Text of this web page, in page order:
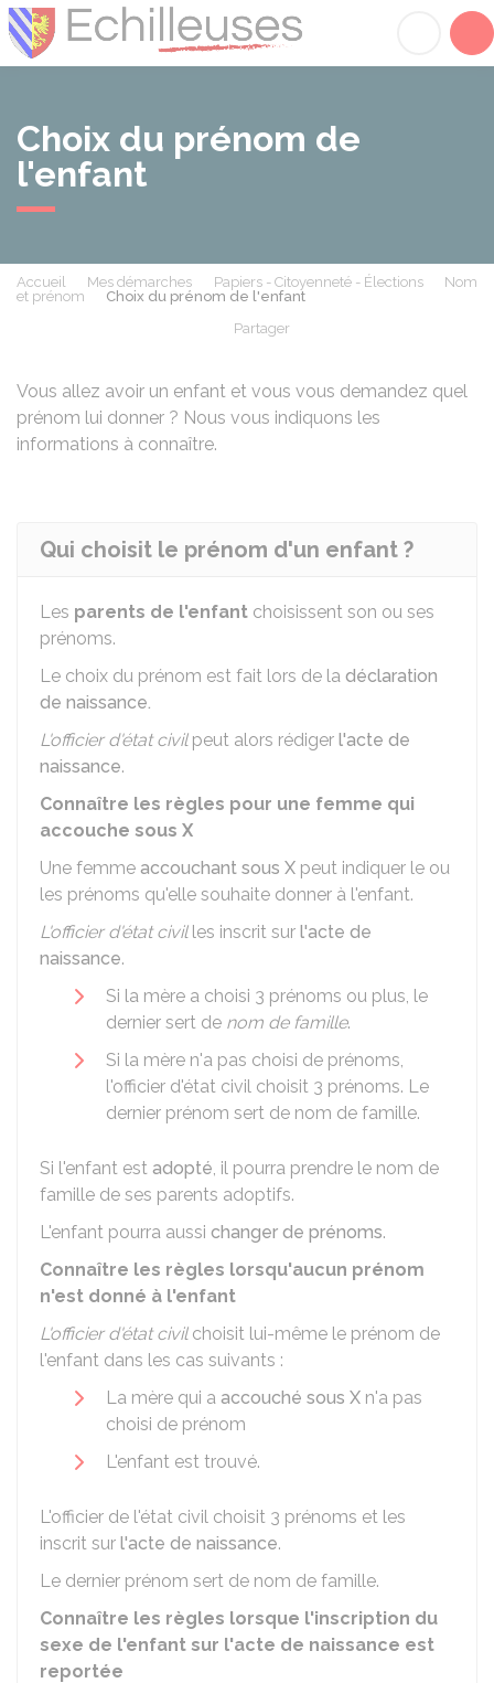
Choix du prénom de
l'enfant
Accueil Mes démarches Papiers - Citoyenneté - Élections
Nom
et prénom
Choix du prénom de l'enfant
Partager
Vous allez avoir un enfant et vous vous demandez quel
prénom lui donner ? Nous vous indiquons les
informations à connaître.
Qui choisit le prénom d'un enfant ?
Les parents de l'enfant choisissent son ou ses
prénoms.
Le choix du prénom est fait lors de la déclaration
de naissance.
L'officier d'état civilpeut alors rédiger l'acte de
naissance.
Connaître les règles pour une femme qui
accouche sous X
Une femme accouchant sous X peut indiquer le ou
les prénoms qu'elle souhaite donner à l'enfant.
L'officier d'état civilles inscrit sur l'acte de
naissance.
Si la mère a choisi 3 prénoms ou plus, le
dernier sert de nom de famille.
Si la mère n'a pas choisi de prénoms,
l'officier d'état civil choisit 3 prénoms. Le
dernier prénom sert de nom de famille.
Si l'enfant est adopté, il pourra prendre le nom de
famille de ses parents adoptifs.
L'enfant pourra aussi changer de prénoms.
Connaître les règles lorsqu'aucun prénom
n'est donné à l'enfant
L'officier d'état civilchoisit lui-même le prénom de
l'enfant dans les cas suivants :
La mère qui a accouché sous X n'a pas
choisi de prénom
L'enfant est trouvé.
L'officier de l'état civil choisit 3 prénoms et les
inscrit sur l'acte de naissance.
Le dernier prénom sert de nom de famille.
Connaître les règles lorsque l'inscription du
sexe de l'enfant sur l'acte de naissance est
reportée